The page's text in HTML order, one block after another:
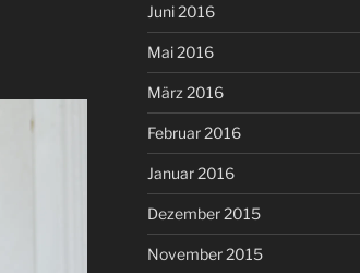
Juni 2016
Mai 2016
März 2016
Februar 2016
Januar 2016
Dezember 2015
November 2015